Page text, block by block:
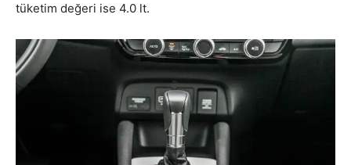
tüketim değeri ise 4.0 lt.